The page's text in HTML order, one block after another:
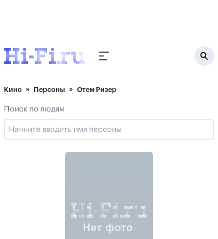
Кино Персоны Отем Ризер
Поиск по людям